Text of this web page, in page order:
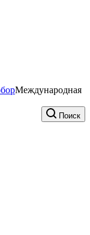
Международная
Поиск